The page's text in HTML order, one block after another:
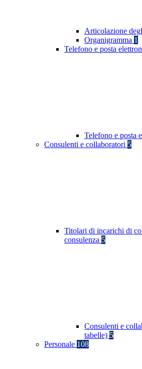
Articolazione
Organigramma 1
Telefono e posta
Telefono e posta
Consulenti e collaboratori 5
Titolari di incarichi di
consulenza 5
Consulenti e
tabelle) 5
Personale 108